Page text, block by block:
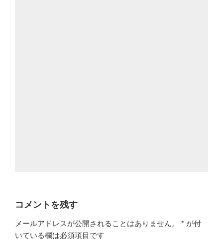
コメントを残す
メールアドレスが公開されることはありません。 * が付
いている欄は必須項目です